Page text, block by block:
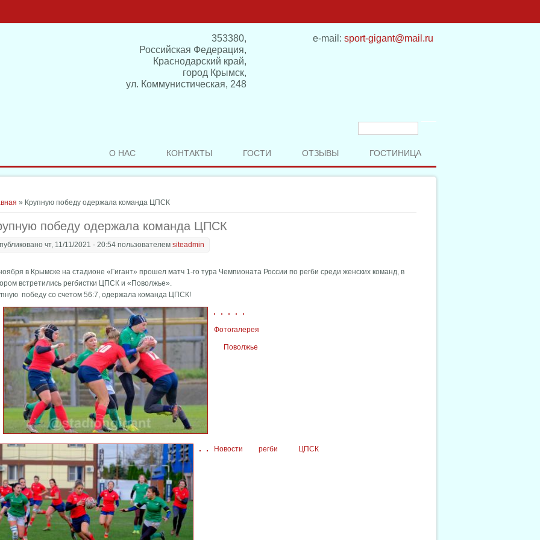
353380,
Российская Федерация,
Краснодарский край,
город Крымск,
ул. Коммунистическая, 248
e-mail: sport-gigant@mail.ru
О НАС КОНТАКТЫ ГОСТИ ОТЗЫВЫ ГОСТИНИЦА
» Крупную победу одержала команда ЦПСК
победу одержала команда ЦПСК
чт, 11/11/2021 - 20:54 пользователемsiteadmin
в Крымске на стадионе «Гигант» прошел матч 1-го тура Чемпионата России по регби среди женских команд, в
встретились регбистки ЦПСК и «Поволжье».
победу со счетом 56:7, одержала команда ЦПСК!
Новости
Фотогалерея
регби ЦПСК
Поволжье